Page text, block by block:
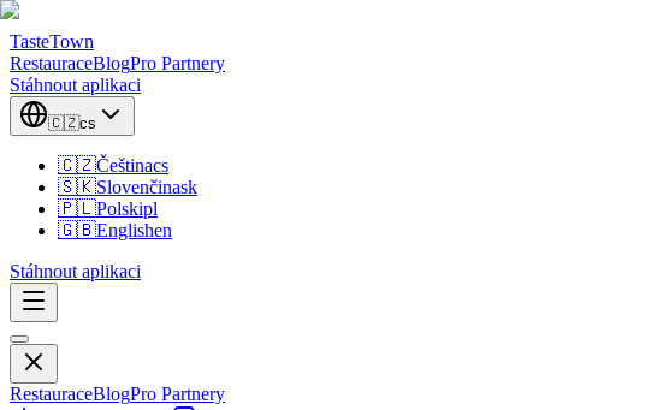
TasteTown
RestauraceBlogPro Partnery
Stáhnout aplikaci
🇨🇿cs
🇨🇿Češtinacs
🇸🇰Slovenčinask
🇵🇱Polskipl
🇬🇧Englishen
Stáhnout aplikaci
RestauraceBlogPro Partnery